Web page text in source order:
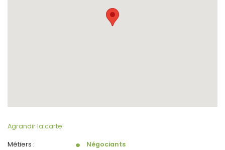
Agrandir la carte
Métiers : Négociants